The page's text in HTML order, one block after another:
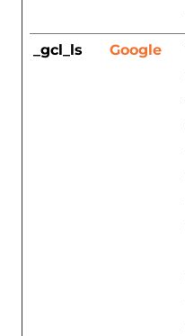
_gcl_ls Google